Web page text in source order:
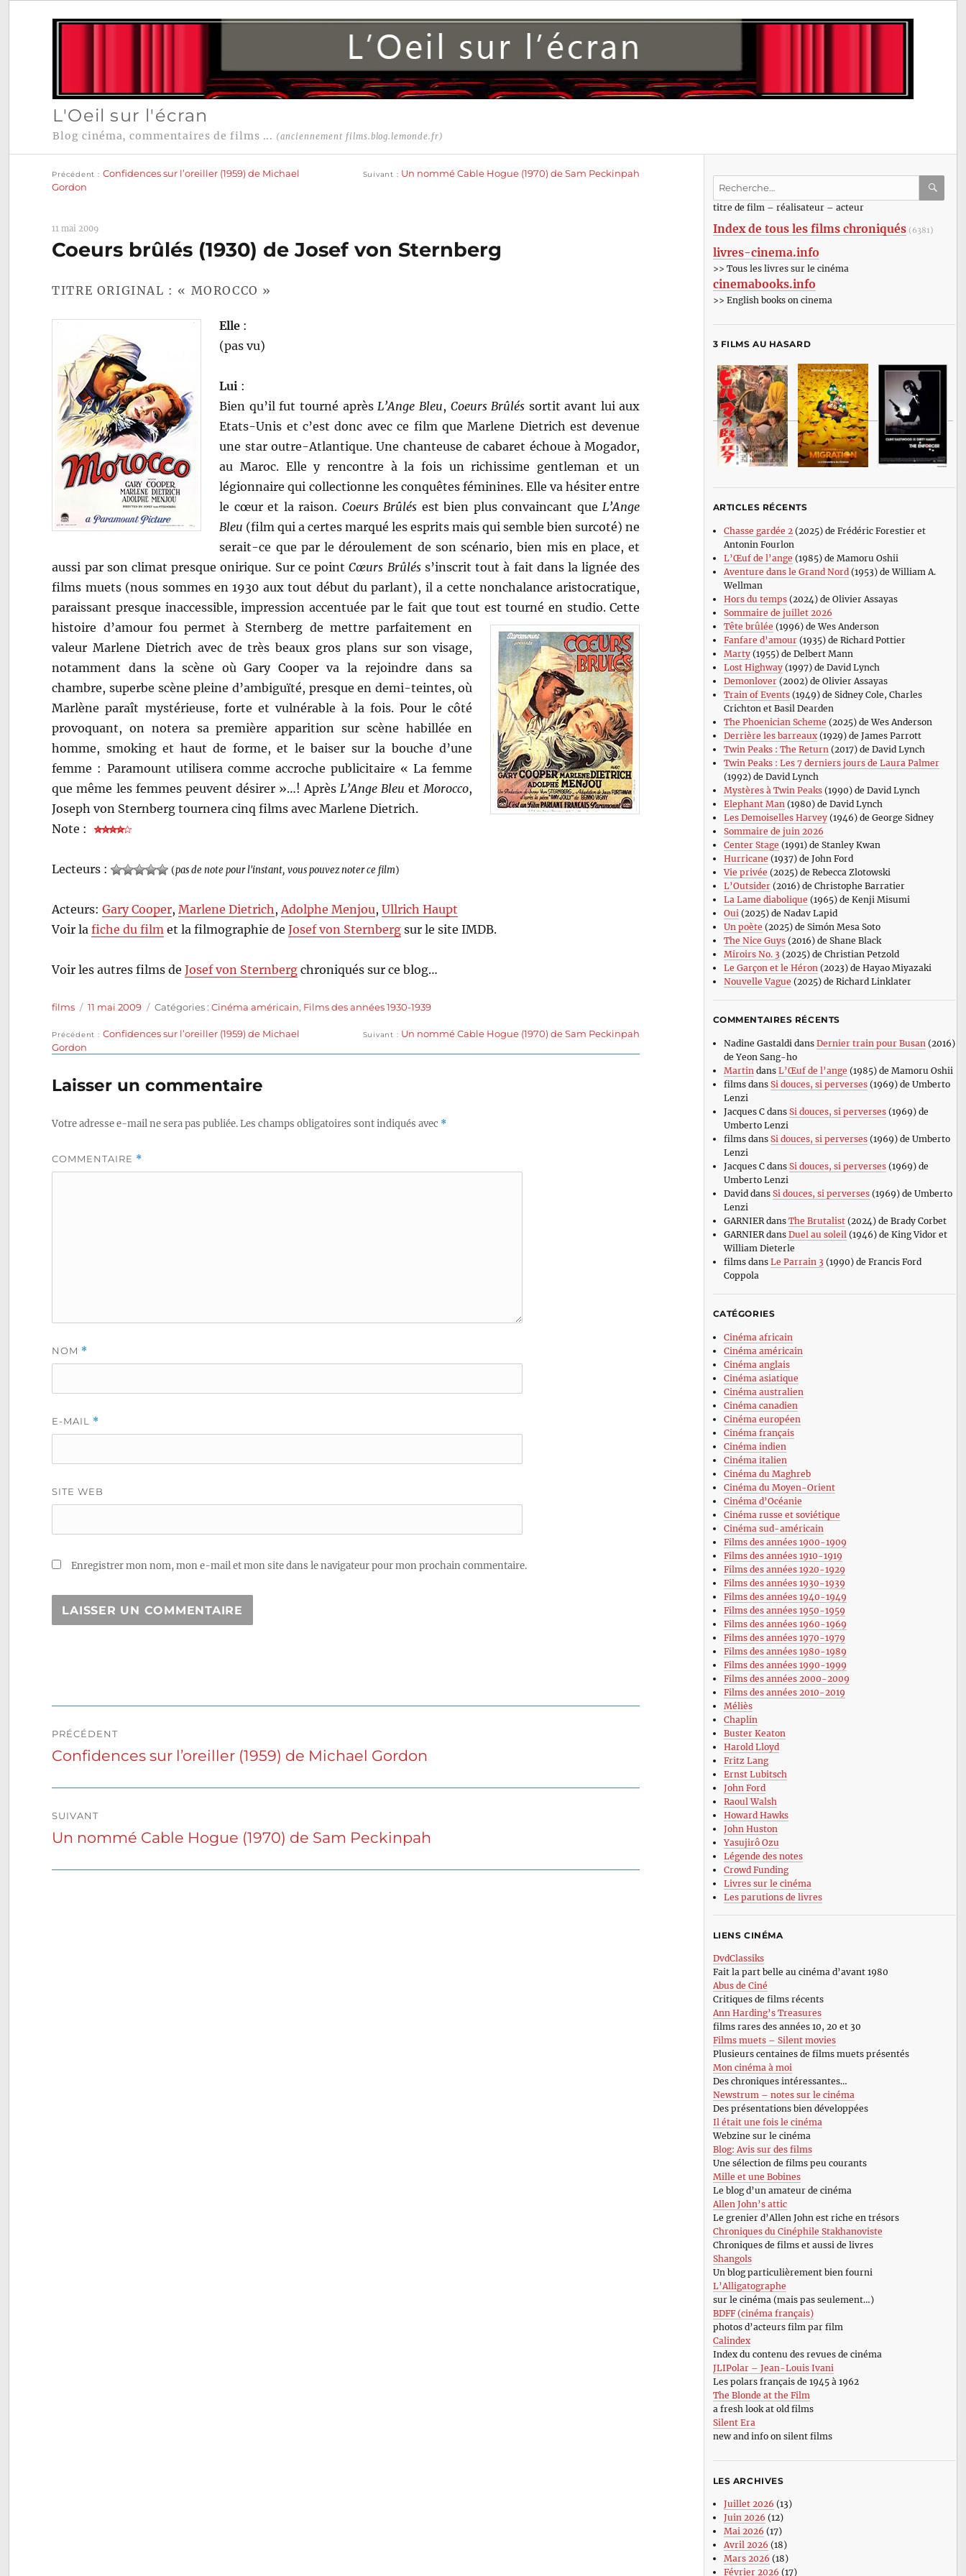
L'Oeil sur l'écran
Blog cinéma, commentaires de films ... (anciennement films.blog.lemonde.fr)
Navigation
de
Précédent
Confidences sur l’oreiller (1959) de Michael
Gordon
Suivant Un nommé Cable Hogue (1970) de Sam Peckinpah
11 mai 2009
Coeurs brûlés (1930) de Josef von Sternberg
TITRE ORIGINAL : « MOROCCO »
Elle :
(pas vu)
Lui :
Bien qu’il fut tourné après L’Ange Bleu, Coeurs Brûlés sortit avant lui aux
Etats-Unis et c’est donc avec ce film que Marlene Dietrich est devenue
une star outre-Atlantique. Une chanteuse de cabaret échoue à Mogador,
au Maroc. Elle y rencontre à la fois un richissime gentleman et un
légionnaire qui collectionne les conquêtes féminines. Elle va hésiter entre
le cœur et la raison. Coeurs Brûlés est bien plus convaincant que L’Ange
Bleu (film qui a certes marqué les esprits mais qui semble bien surcoté) ne
serait-ce que par le déroulement de son scénario, bien mis en place, et
aussi par son climat presque onirique. Sur ce pointCœurs Brûléss’inscrit tout à fait dans la lignée des
films muets (nous sommes en 1930 aux tout début du parlant), il a cette nonchalance aristocratique,
paraissant presque inaccessible, impression accentuée par le fait que tout est tourné en studio.Cette
histoire d’amour fou permet à Sternberg de mettre parfaitement en
valeur Marlene Dietrich avec de très beaux gros plans sur son visage,
notamment dans la scène où Gary Cooper va la rejoindre dans sa
chambre, superbe scène pleine d’ambiguïté, presque en demi-teintes, où
Marlène paraît mystérieuse, forte et vulnérable à la fois. Pour le côté
provoquant, on notera sa première apparition sur scène habillée en
homme, smoking et haut de forme, et le baiser sur la bouche d’une
femme : Paramount utilisera comme accroche publicitaire « La femme
que même les femmes peuvent désirer »…! Après L’Ange Bleu et Morocco,
Joseph von Sternberg tournera cinq films avec Marlene Dietrich.
Note :
Lecteurs : (pas de note pour l'instant, vous pouvez noter ce film)
Acteurs:Gary Cooper,Marlene Dietrich , Adolphe Menjou,Ullrich Haupt
Voir lafiche du film et la filmographie deJosef von Sternberg sur le site IMDB.
Voir les autres films deJosef von Sternberg chroniqués sur ce blog…
Auteur
films
Publié
11 mai 2009 Catégories
Catégories :Cinéma américain, Films des années 1930-1939
Navigation
Précédent
Publication
Confidences sur l’oreiller (1959) de Michael
Gordon
Suivant
Publication
Un nommé Cable Hogue (1970) de Sam Peckinpah
Laisser un commentaire
Votre adresse e-mail ne sera pas publiée.Les champs obligatoires sont indiqués avec *
COMMENTAIRE *
NOM *
E-MAIL *
SITE WEB
Enregistrer mon nom, mon e-mail et mon site dans le navigateur pour mon prochain commentaire.
de
PRÉCÉDENT
Publication
Confidences sur l’oreiller (1959) de Michael Gordon
SUIVANT
Publication
Un nommé Cable Hogue (1970) de Sam Peckinpah
Recherche
:titre de film – réalisateur – acteur
Index de tous les films chroniqués (6381)
livres-cinema.info
>> Tous les livres sur le cinéma
cinemabooks.info
>> English books on cinema
3 FILMS AU HASARD
ARTICLES RÉCENTS
Chasse gardée 2(2025) de Frédéric Forestier et
Antonin Fourlon
L’Œuf de l’ange (1985) de Mamoru Oshii
Aventure dans le Grand Nord(1953) de William A.
Wellman
Hors du temps(2024) de Olivier Assayas
Sommaire de juillet 2026
Tête brûlée (1996) de Wes Anderson
Fanfare d’amour(1935) de Richard Pottier
Marty(1955) de Delbert Mann
Lost Highway(1997) de David Lynch
Demonlover(2002) de Olivier Assayas
Train of Events(1949) de Sidney Cole, Charles
Crichton et Basil Dearden
The Phoenician Scheme (2025) de Wes Anderson
Derrière les barreaux(1929) de James Parrott
Twin Peaks : The Return(2017) de David Lynch
Twin Peaks : Les 7 derniers jours de Laura Palmer
(1992) de David Lynch
Mystères à Twin Peaks(1990) de David Lynch
Elephant Man(1980) de David Lynch
Les Demoiselles Harvey(1946) de George Sidney
Sommaire de juin 2026
Center Stage (1991) de Stanley Kwan
Hurricane (1937) de John Ford
Vie privée (2025) de Rebecca Zlotowski
L’Outsider(2016) de Christophe Barratier
La Lame diabolique (1965) de Kenji Misumi
Oui(2025) de Nadav Lapid
Un poète (2025) de Simón Mesa Soto
The Nice Guys(2016) de Shane Black
Miroirs No. 3 (2025) de Christian Petzold
Le Garçon et le Héron(2023) de Hayao Miyazaki
Nouvelle Vague (2025) de Richard Linklater
COMMENTAIRES RÉCENTS
Nadine Gastaldi dans Dernier train pour Busan (2016)
de Yeon Sang-ho
Martin dans L’Œuf de l’ange (1985) de Mamoru Oshii
filmsdans Si douces, si perverses(1969) de Umberto
Lenzi
Jacques Cdans Si douces, si perverses(1969) de
Umberto Lenzi
filmsdans Si douces, si perverses(1969) de Umberto
Lenzi
Jacques Cdans Si douces, si perverses(1969) de
Umberto Lenzi
David dans Si douces, si perverses(1969) de Umberto
Lenzi
GARNIERdans The Brutalist(2024) de Brady Corbet
GARNIERdans Duel au soleil (1946) de King Vidor et
William Dieterle
filmsdans Le Parrain 3 (1990) de Francis Ford
Coppola
CATÉGORIES
Cinéma africain
Cinéma américain
Cinéma anglais
Cinéma asiatique
Cinéma australien
Cinéma canadien
Cinéma européen
Cinéma français
Cinéma indien
Cinéma italien
Cinéma du Maghreb
Cinéma du Moyen-Orient
Cinéma d’Océanie
Cinéma russe et soviétique
Cinéma sud-américain
Films des années 1900-1909
Films des années 1910-1919
Films des années 1920-1929
Films des années 1930-1939
Films des années 1940-1949
Films des années 1950-1959
Films des années 1960-1969
Films des années 1970-1979
Films des années 1980-1989
Films des années 1990-1999
Films des années 2000-2009
Films des années 2010-2019
Méliès
Chaplin
Buster Keaton
Harold Lloyd
Fritz Lang
Ernst Lubitsch
John Ford
Raoul Walsh
Howard Hawks
John Huston
Yasujirô Ozu
Légende des notes
Crowd Funding
Livres sur le cinéma
Les parutions de livres
LIENS CINÉMA
DvdClassiks
Fait la part belle au cinéma d’avant 1980
Abus de Ciné
Critiques de films récents
Ann Harding’s Treasures
films rares des années 10, 20 et 30
Films muets – Silent movies
Plusieurs centaines de films muets présentés
Mon cinéma à moi
Des chroniques intéressantes…
Newstrum – notes sur le cinéma
Des présentations bien développées
Il était une fois le cinéma
Webzine sur le cinéma
Blog: Avis sur des films
Une sélection de films peu courants
Mille et une Bobines
Le blog d’un amateur de cinéma
Allen John’s attic
Le grenier d’Allen John est riche en trésors
Chroniques du Cinéphile Stakhanoviste
Chroniques de films et aussi de livres
Shangols
Un blog particulièrement bien fourni
L’Alligatographe
sur le cinéma (mais pas seulement…)
BDFF (cinéma français)
photos d’acteurs film par film
Calindex
Index du contenu des revues de cinéma
JLIPolar – Jean-Louis Ivani
Les polars français de 1945 à 1962
The Blonde at the Film
a fresh look at old films
Silent Era
new and info on silent films
LES ARCHIVES
Juillet 2026 (13)
Juin 2026 (12)
Mai 2026 (17)
Avril 2026 (18)
Mars 2026 (18)
Février 2026 (17)